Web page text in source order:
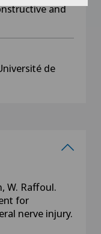
and
de
W. Raffoul.
for
nerve injury.